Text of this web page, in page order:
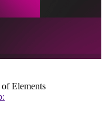
Elements